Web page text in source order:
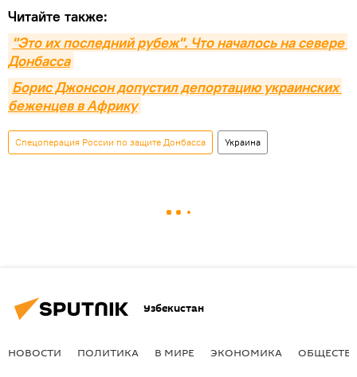
Читайте также:
"Это их последний рубеж". Что началось на севере
Донбасса
Борис Джонсон допустил депортацию украинских
беженцев в Африку
Спецоперация России по защите Донбасса Украина
Узбекистан
НОВОСТИ ПОЛИТИКА В МИРЕ ЭКОНОМИКА